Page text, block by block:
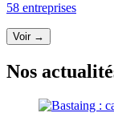
58 entreprises
Voir →
Nos